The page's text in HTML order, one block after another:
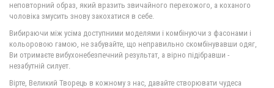
1350.00грн.
неповторний образ, який вразить звичайного перехожого, а коханого
чоловіка змусить знову закохатися в себе.
Вибираючи між усіма доступними моделями і комбінуючи з фасонами і
кольоровою гамою, не забувайте, що неправильно скомбінувавши одяг,
Ви отримаєте вибухонебезпечний результат, а вірно підібравши -
незабутній силует.
Вірте, Великий Творець в кожному з нас, давайте створювати чудеса